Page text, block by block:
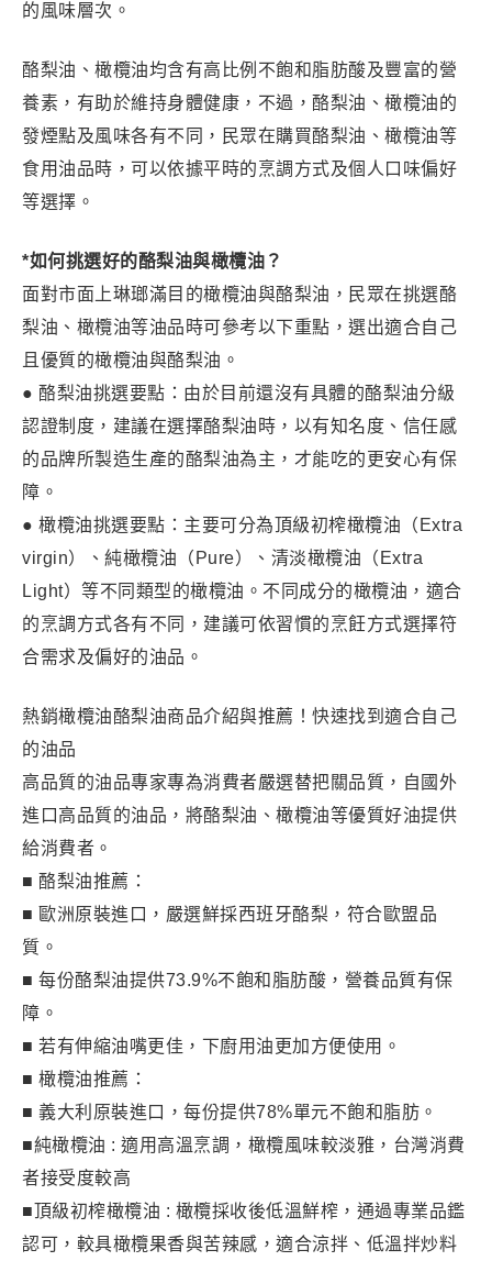
的風味層次。
酪梨油、橄欖油均含有高比例不飽和脂肪酸及豐富的營
養素，有助於維持身體健康，不過，酪梨油、橄欖油的
發煙點及風味各有不同，民眾在購買酪梨油、橄欖油等
食用油品時，可以依據平時的烹調方式及個人口味偏好
等選擇。
*如何挑選好的酪梨油與橄欖油？
面對市面上琳瑯滿目的橄欖油與酪梨油，民眾在挑選酪
梨油、橄欖油等油品時可參考以下重點，選出適合自己
且優質的橄欖油與酪梨油。
● 酪梨油挑選要點：由於目前還沒有具體的酪梨油分級
認證制度，建議在選擇酪梨油時，以有知名度、信任感
的品牌所製造生產的酪梨油為主，才能吃的更安心有保
障。
● 橄欖油挑選要點：主要可分為頂級初榨橄欖油（Extra
virgin）、純橄欖油（Pure）、清淡橄欖油（Extra
Light）等不同類型的橄欖油。不同成分的橄欖油，適合
的烹調方式各有不同，建議可依習慣的烹飪方式選擇符
合需求及偏好的油品。
熱銷橄欖油酪梨油商品介紹與推薦！快速找到適合自己
的油品
高品質的油品專家專為消費者嚴選替把關品質，自國外
進口高品質的油品，將酪梨油、橄欖油等優質好油提供
給消費者。
■ 酪梨油推薦：
■ 歐洲原裝進口，嚴選鮮採西班牙酪梨，符合歐盟品
質。
■ 每份酪梨油提供73.9%不飽和脂肪酸，營養品質有保
障。
■ 若有伸縮油嘴更佳，下廚用油更加方便使用。
■ 橄欖油推薦：
■ 義大利原裝進口，每份提供78%單元不飽和脂肪。
■純橄欖油 : 適用高溫烹調，橄欖風味較淡雅，台灣消費
者接受度較高
■頂級初榨橄欖油 : 橄欖採收後低溫鮮榨，通過專業品鑑
認可，較具橄欖果香與苦辣感，適合涼拌、低溫拌炒料